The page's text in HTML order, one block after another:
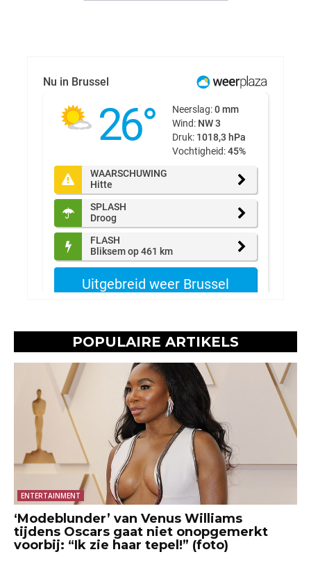
POPULAIRE ARTIKELS
ENTERTAINMENT
‘Modeblunder’ van Venus Williams
tijdens Oscars gaat niet onopgemerkt
voorbij: “Ik zie haar tepel!” (foto)